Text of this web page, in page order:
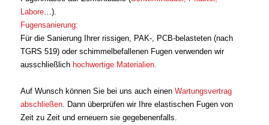
Labore …).
Fugensanierung:
Für die Sanierung Ihrer rissigen, PAK-, PCB-belasteten (nach
TGRS 519) oder schimmelbefallenen Fugen verwenden wir
ausschließlich hochwertige Materialien.
Auf Wunsch können Sie bei uns auch einenWartungsvertrag
abschließen . Dann überprüfen wir Ihre elastischen Fugen von
Zeit zu Zeit und erneuern sie gegebenenfalls.